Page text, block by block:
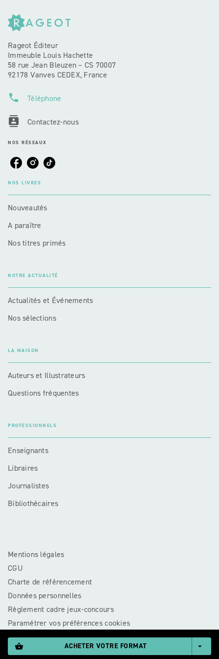
shopping_basket ACHETER VOTRE FORMAT arrow_drop_down
Rageot Éditeur
Immeuble Louis Hachette
58 rue Jean Bleuzen – CS 70007
92178 Vanves CEDEX, France
phone Téléphone
contacts Contactez-nous
NOS RÉSEAUX
NOS LIVRES
Nouveautés
A paraître
Nos titres primés
NOTRE ACTUALITÉ
Actualités et Événements
Nos sélections
LA MAISON
Auteurs et Illustrateurs
Questions fréquentes
PROFESSIONNELS
Enseignants
Libraires
Journalistes
Bibliothécaires
Mentions légales
CGU
Charte de référencement
Données personnelles
Règlement cadre jeux-concours
Paramétrer vos préférences cookies